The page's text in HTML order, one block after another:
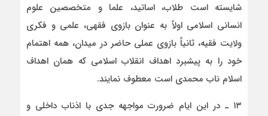
شایسته است طلاب، اساتید، علما و متخصصین علوم
انسانی اسلامی اولاً به عنوان بازوی فقهی، علمی و فکری
ولایت فقیه، ثانیاً بازوی عملی حاضر در میدان، همه اهتمام
خود را به پیشبرد اهداف انقلاب اسلامی که همان اهداف
اسلام ناب محمدی است معطوف نمایند.
۱۳ ـ در این ایام ضرورت مواجهه جدی با اذناب داخلی و